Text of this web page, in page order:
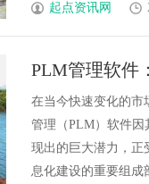
起点资讯网
PLM管理软件
在当今快速变化的市
管理（PLM）软件因
现出的巨大潜力，正
息化建设的重要组成
开店最怕“
花钱，ai却